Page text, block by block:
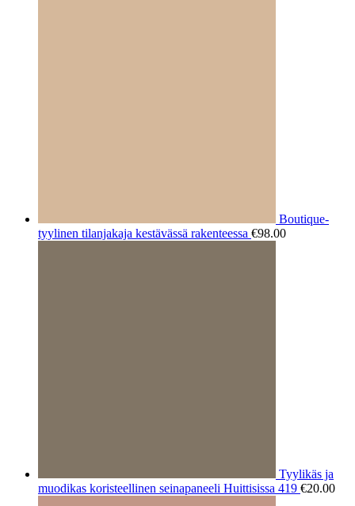
Boutique-
tyylinen tilanjakaja kestävässä rakenteessa €98.00
Tyylikäs ja
muodikas koristeellinen seinapaneeli Huittisissa 419 €20.00